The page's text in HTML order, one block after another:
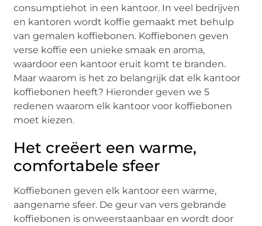
consumptiehot in een kantoor. In veel bedrijven
en kantoren wordt koffie gemaakt met behulp
van gemalen koffiebonen. Koffiebonen geven
verse koffie een unieke smaak en aroma,
waardoor een kantoor eruit komt te branden.
Maar waarom is het zo belangrijk dat elk kantoor
koffiebonen heeft? Hieronder geven we 5
redenen waarom elk kantoor voor koffiebonen
moet kiezen.
Het creëert een warme,
comfortabele sfeer
Koffiebonen geven elk kantoor een warme,
aangename sfeer. De geur van vers gebrande
koffiebonen is onweerstaanbaar en wordt door